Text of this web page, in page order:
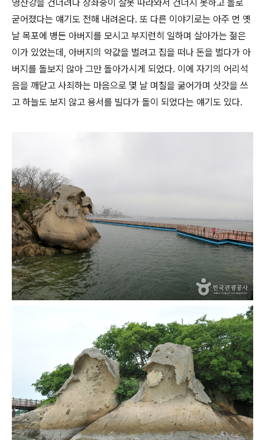
영산강을 건너려다 상좌중이 잘못 따라와서 건너지 못하고 돌로
굳어졌다는 얘기도 전해 내려온다. 또 다른 이야기로는 아주 먼 옛
날 목포에 병든 아버지를 모시고 부지런히 일하며 살아가는 젊은
이가 있었는데, 아버지의 약값을 벌려고 집을 떠나 돈을 벌다가 아
버지를 돌보지 않아 그만 돌아가시게 되었다. 이에 자기의 어리석
음을 깨닫고 사죄하는 마음으로 몇 날 며칠을 굶어가며 삿갓을 쓰
고 하늘도 보지 않고 용서를 빌다가 돌이 되었다는 얘기도 있다.